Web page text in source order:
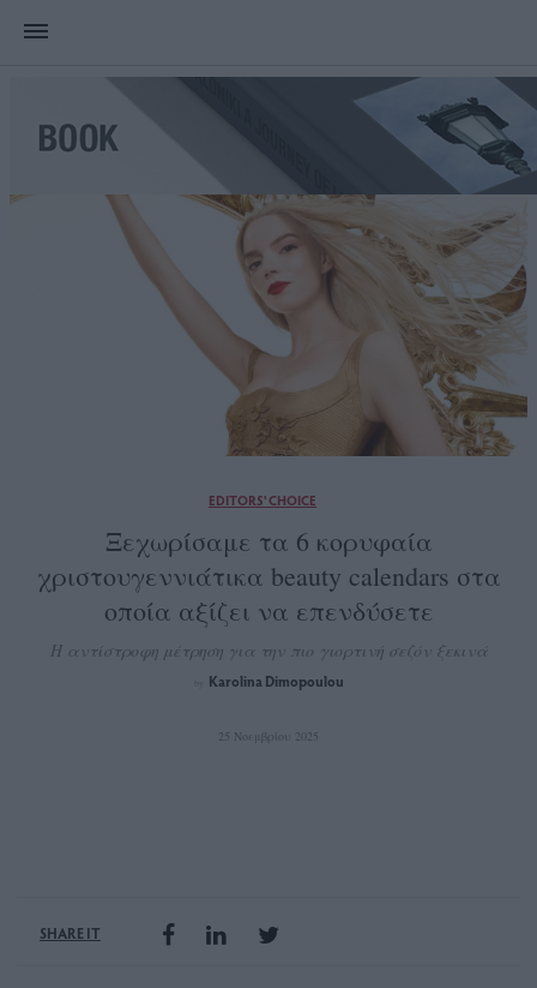
EDITORS' CHOICE
Ξεχωρίσαμε τα 6 κορυφαία
χριστουγεννιάτικα beauty calendars στα
οποία αξίζει να επενδύσετε
Η αντίστροφη μέτρηση για την πιο γιορτινή σεζόν ξεκινά
Karolina Dimopoulou
25 Νοεμβρίου 2025
SHARE IT